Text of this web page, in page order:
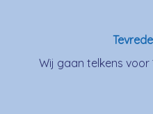
Wij gaan telkens voor